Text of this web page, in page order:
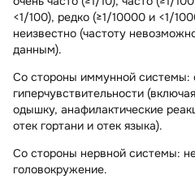
<1/100), редко (≥1/10000 и <1/
неизвестно (частоту
данным).
Со стороны иммунной системы:
гиперчувствительности
одышку, анафилактические
отек гортани и отек языка).
Со стороны нервной системы:
головокружение.